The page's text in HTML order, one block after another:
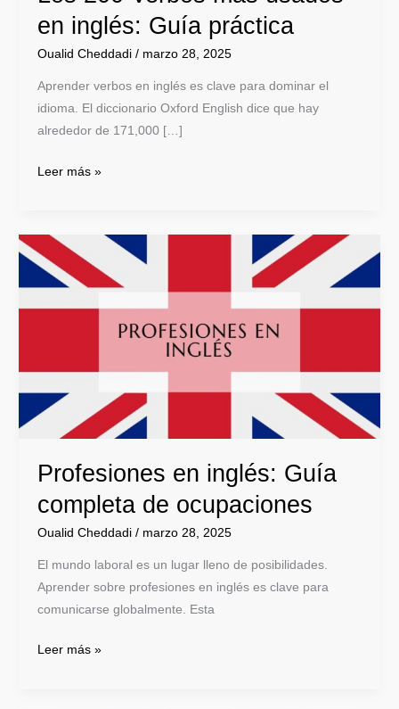
en inglés: Guía práctica
Oualid Cheddadi / marzo 28, 2025
Aprender verbos en inglés es clave para dominar el
idioma. El diccionario Oxford English dice que hay
alrededor de 171,000 […]
Leer más »
Profesiones en inglés: Guía
completa de ocupaciones
Oualid Cheddadi / marzo 28, 2025
El mundo laboral es un lugar lleno de posibilidades.
Aprender sobre profesiones en inglés es clave para
comunicarse globalmente. Esta
Profesiones
en
inglés:
Guía
Leer más »